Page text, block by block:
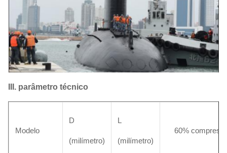
III. parâmetro técnico
Modelo
D
(milímetro)
L
(milímetro)
60%